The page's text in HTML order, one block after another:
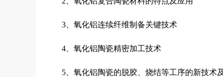
3、氧化铝连续纤维制备关键技术
4、氧化铝陶瓷精密加工技术
5、氧化铝陶瓷的脱胶、烧结等工序的新技术